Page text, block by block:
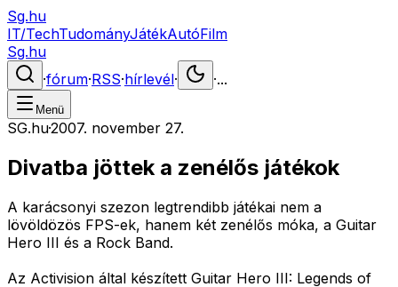
Sg.hu
IT/TechTudományJátékAutóFilm
Sg.hu
·fórum·RSS·hírlevél· ·...
Menü
SG.hu·2007. november 27.
Divatba jöttek a zenélős játékok
A karácsonyi szezon legtrendibb játékai nem a
lövöldözös FPS-ek, hanem két zenélős móka, a Guitar
Hero III és a Rock Band.
Az Activision által készített Guitar Hero III: Legends of